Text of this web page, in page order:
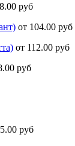
руб
от 104.00 руб
от 112.00 руб
руб
руб